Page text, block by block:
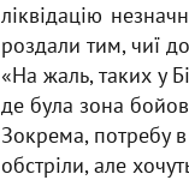
ліквідацію
роздали тим, чиї
«На жаль, таких у
де була зона
Зокрема, потребу
обстріли, але